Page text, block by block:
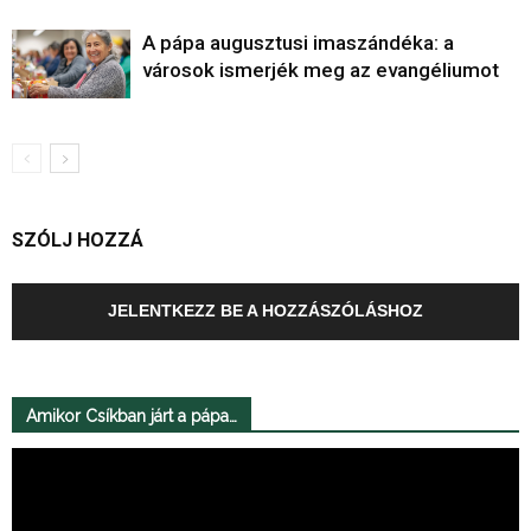
A pápa augusztusi imaszándéka: a
városok ismerjék meg az evangéliumot
SZÓLJ HOZZÁ
JELENTKEZZ BE A HOZZÁSZÓLÁSHOZ
Amikor Csíkban járt a pápa…